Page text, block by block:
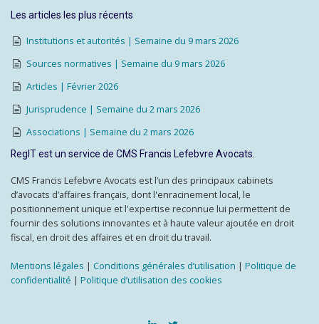
Les articles les plus récents
Institutions et autorités | Semaine du 9 mars 2026
Sources normatives | Semaine du 9 mars 2026
Articles | Février 2026
Jurisprudence | Semaine du 2 mars 2026
Associations | Semaine du 2 mars 2026
RegIT est un service de CMS Francis Lefebvre Avocats.
CMS Francis Lefebvre Avocats est l’un des principaux cabinets
d’avocats d’affaires français, dont l'enracinement local, le
positionnement unique et l'expertise reconnue lui permettent de
fournir des solutions innovantes et à haute valeur ajoutée en droit
fiscal, en droit des affaires et en droit du travail.
Mentions légales | Conditions générales d’utilisation | Politique de
confidentialité | Politique d’utilisation des cookies